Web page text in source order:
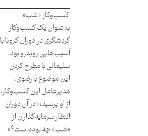
کسب‌وکار «شب»
به‌عنوان یک کسب‌وکار
گردشگری در دوران کرونا با
آسیب‌هایی روبه‌رو بود.
سلیمانی با مطرح کردن
این موضوع با رضوی،
مدیرعامل این کسب‌وکار،
از او پرسید: «در آن دوران
انتظار سرمایه‌گذاران از
«شب» چه بوده است؟»